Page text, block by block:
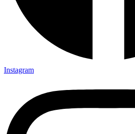
Instagram